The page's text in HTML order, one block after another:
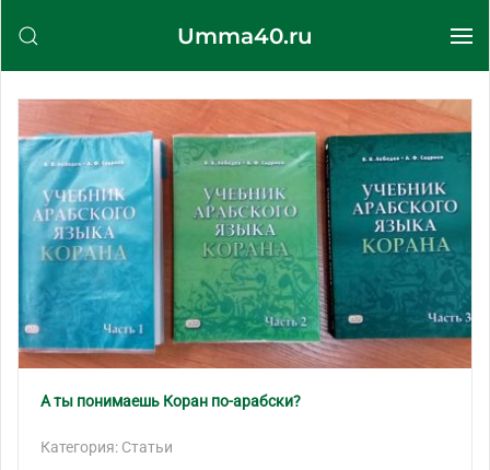
Umma40.ru
А ты понимаешь Коран по-арабски?
Категория: Статьи